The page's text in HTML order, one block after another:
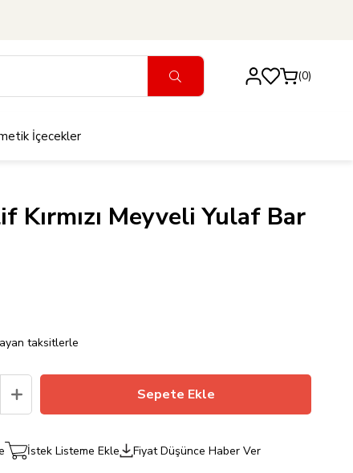
0
İçecekler
Kırmızı Meyveli Yulaf Bar
taksitlerle
İstek Listeme Ekle Fiyat Düşünce Haber Ver